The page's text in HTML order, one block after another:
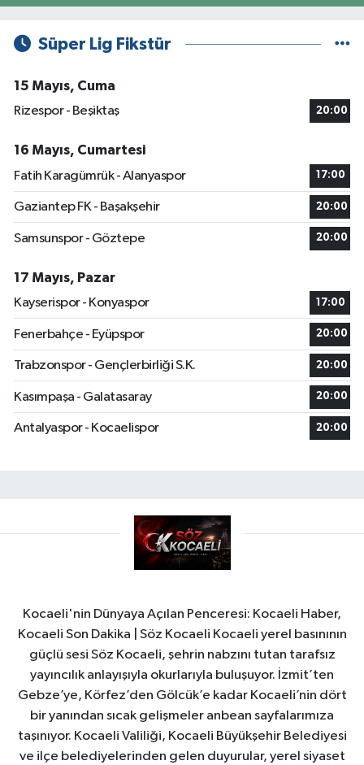
Süper Lig Fikstür
15 Mayıs, Cuma
Rizespor - Beşiktaş
20:00
16 Mayıs, Cumartesi
Fatih Karagümrük - Alanyaspor
17:00
Gaziantep FK - Başakşehir 20:00
Samsunspor - Göztepe 20:00
17 Mayıs, Pazar
Kayserispor - Konyaspor
17:00
Fenerbahçe - Eyüpspor 20:00
Trabzonspor - Gençlerbirliği S.K. 20:00
Kasımpaşa - Galatasaray 20:00
Antalyaspor - Kocaelispor 20:00
Kocaeli'nin Dünyaya Açılan Penceresi: Kocaeli Haber,
Kocaeli Son Dakika | Söz Kocaeli Kocaeli yerel basınının
güçlü sesi Söz Kocaeli, şehrin nabzını tutan tarafsız
yayıncılık anlayışıyla okurlarıyla buluşuyor. İzmit’ten
Gebze’ye, Körfez’den Gölcük’e kadar Kocaeli’nin dört
bir yanından sıcak gelişmeler anbean sayfalarımıza
taşınıyor. Kocaeli Valiliği, Kocaeli Büyükşehir Belediyesi
ve ilçe belediyelerinden gelen duyurular, yerel siyaset